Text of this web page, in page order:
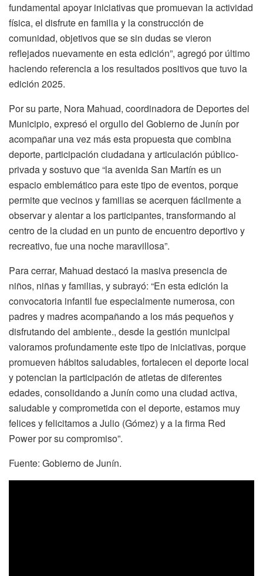
fundamental apoyar iniciativas que promuevan la actividad
física, el disfrute en familia y la construcción de
comunidad, objetivos que se sin dudas se vieron
reflejados nuevamente en esta edición”, agregó por último
haciendo referencia a los resultados positivos que tuvo la
edición 2025.
Por su parte, Nora Mahuad, coordinadora de Deportes del
Municipio, expresó el orgullo del Gobierno de Junín por
acompañar una vez más esta propuesta que combina
deporte, participación ciudadana y articulación público-
privada y sostuvo que “la avenida San Martín es un
espacio emblemático para este tipo de eventos, porque
permite que vecinos y familias se acerquen fácilmente a
observar y alentar a los participantes, transformando al
centro de la ciudad en un punto de encuentro deportivo y
recreativo, fue una noche maravillosa”.
Para cerrar, Mahuad destacó la masiva presencia de
niños, niñas y familias, y subrayó: “En esta edición la
convocatoria infantil fue especialmente numerosa, con
padres y madres acompañando a los más pequeños y
disfrutando del ambiente., desde la gestión municipal
valoramos profundamente este tipo de iniciativas, porque
promueven hábitos saludables, fortalecen el deporte local
y potencian la participación de atletas de diferentes
edades, consolidando a Junín como una ciudad activa,
saludable y comprometida con el deporte, estamos muy
felices y felicitamos a Julio (Gómez) y a la firma Red
Power por su compromiso”.
Fuente: Gobierno de Junín.